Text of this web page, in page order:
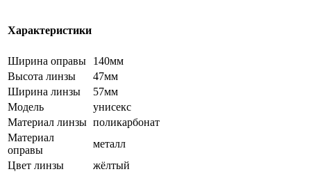
Характеристики
Ширина оправы
140мм
Высота линзы
47мм
Ширина линзы
57мм
Модель
унисекс
Материал линзы поликарбонат
Материал
оправы
металл
Цвет линзы
жёлтый